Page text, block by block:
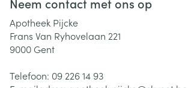
Apotheek Pijcke
Frans Van Ryhovelaan 221
9000 Gent
Telefoon: 09 226 14 93